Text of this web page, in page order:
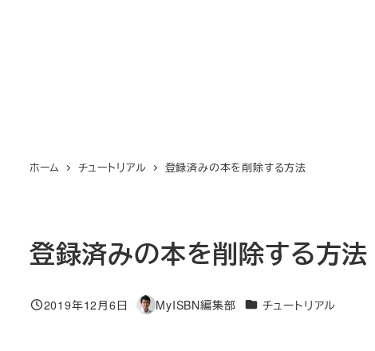
ホーム チュートリアル 登録済みの本を削除する方法
登録済みの本を削除する方法
投稿日
2019年12月6日
著
MyISBN編集部 カテゴリー
チュートリアル